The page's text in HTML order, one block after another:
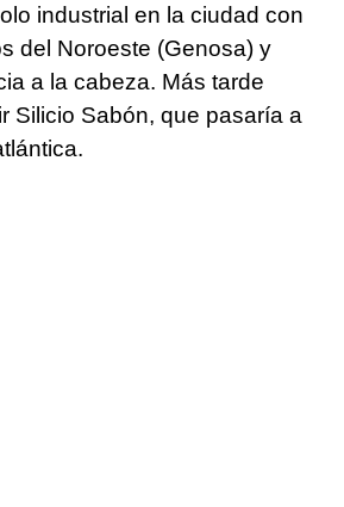
industrial en la ciudad con
del Noroeste (Genosa) y
a la cabeza. Más tarde
Silicio Sabón, que pasaría a